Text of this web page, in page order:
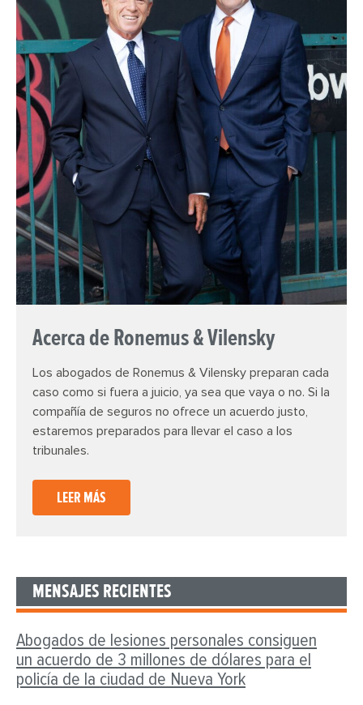
Acerca de Ronemus & Vilensky
Los abogados de Ronemus & Vilensky preparan cada
caso como si fuera a juicio, ya sea que vaya o no. Si la
compañía de seguros no ofrece un acuerdo justo,
estaremos preparados para llevar el caso a los
tribunales.
LEER MÁS
MENSAJES RECIENTES
Abogados de lesiones personales consiguen
un acuerdo de 3 millones de dólares para el
policía de la ciudad de Nueva York